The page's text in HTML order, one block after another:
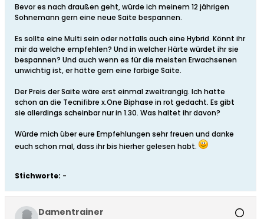
Bevor es nach draußen geht, würde ich meinem 12 jährigen
Sohnemann gern eine neue Saite bespannen.
Es sollte eine Multi sein oder notfalls auch eine Hybrid. Könnt ihr
mir da welche empfehlen? Und in welcher Härte würdet ihr sie
bespannen? Und auch wenn es für die meisten Erwachsenen
unwichtig ist, er hätte gern eine farbige Saite.
Der Preis der Saite wäre erst einmal zweitrangig. Ich hatte
schon an die Tecnifibre x.One Biphase in rot gedacht. Es gibt
sie allerdings scheinbar nur in 1.30. Was haltet ihr davon?
Würde mich über eure Empfehlungen sehr freuen und danke
euch schon mal, dass ihr bis hierher gelesen habt.
Stichworte: -
Damentrainer